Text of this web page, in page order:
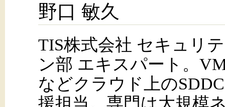
野口 敏久
TIS株式会社 セキュリ
ン部 エキスパート。
などクラウド上の
援担当。専門は大規模